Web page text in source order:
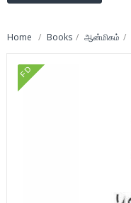
Home Books ஆன்மிகம்
FD